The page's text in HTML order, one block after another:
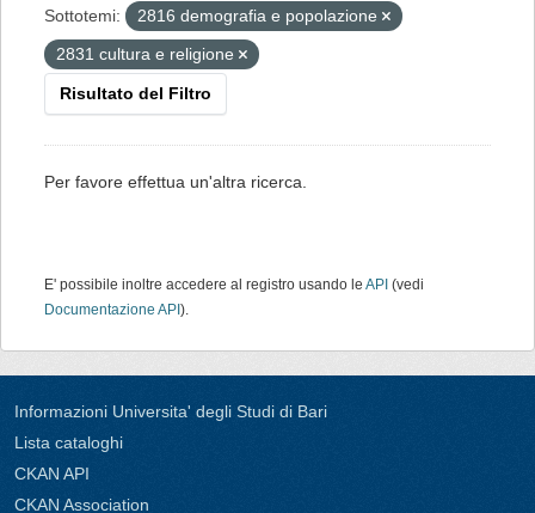
Sottotemi:
2816 demografia e popolazione
2831 cultura e religione
Risultato del Filtro
Per favore effettua un'altra ricerca.
E' possibile inoltre accedere al registro usando le API (vedi
Documentazione API ).
Informazioni Universita' degli Studi di Bari
Lista cataloghi
CKAN API
CKAN Association